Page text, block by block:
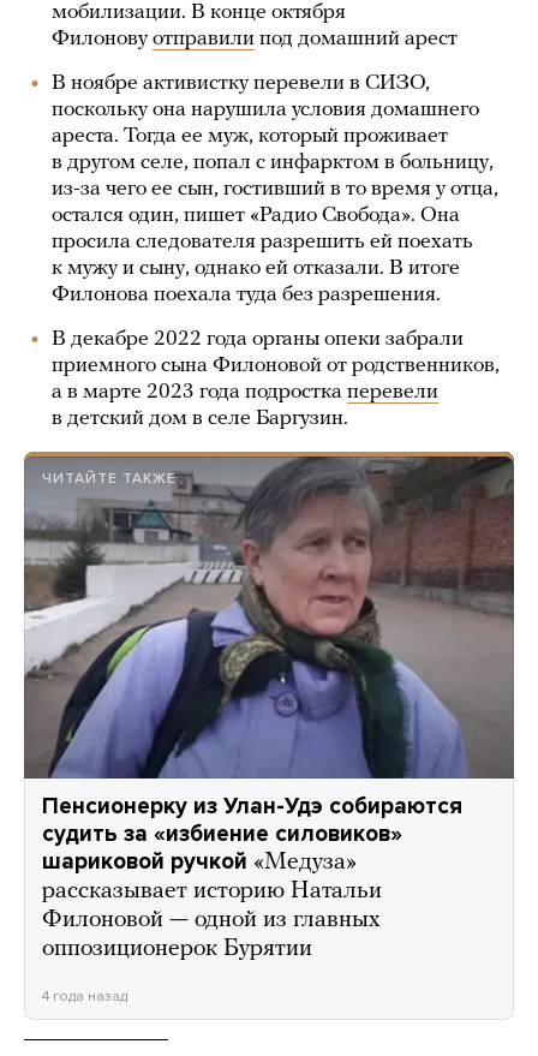
мобилизации. В конце октября
Филоновуотправили под домашний арест
В ноябре активистку перевели в СИЗО,
поскольку она нарушила условия домашнего
ареста. Тогда ее муж, который проживает
в другом селе, попал с инфарктом в больницу,
из-за чего ее сын, гостивший в то время у отца,
остался один, пишет «Радио Свобода». Она
просила следователя разрешить ей поехать
к мужу и сыну, однако ей отказали. В итоге
Филонова поехала туда без разрешения.
В декабре 2022 года органы опеки забрали
приемного сына Филоновой от родственников,
а в марте 2023 года подростка перевели
в детский дом в селе Баргузин.
ЧИТАЙТЕ ТАКЖЕ
Пенсионерку из Улан-Удэ собираются
судить за «избиение силовиков»
шариковой ручкой «Медуза»
рассказывает историю Натальи
Филоновой — одной из главных
оппозиционерок Бурятии
4 года назад